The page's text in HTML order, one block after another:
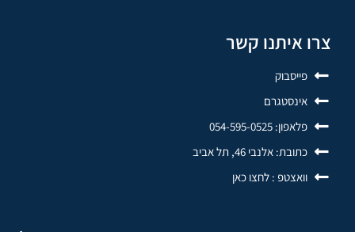
צרו איתנו קשר
פייסבוק
אינסטגרם
פלאפון: 054-595-0525
כתובת: אלנבי 46, תל אביב
וואצטפ : לחצו כאן